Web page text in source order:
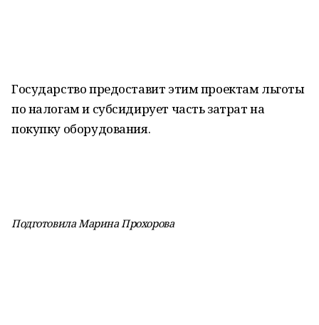
Государство предоставит этим проектам льготы
по налогам и субсидирует часть затрат на
покупку оборудования.
Подготовила Марина Прохорова